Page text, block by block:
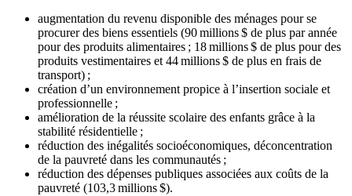
augmentation du revenu disponible des ménages pour se
procurer des biens essentiels (90 millions $ de plus par année
pour des produits alimentaires ; 18 millions $ de plus pour des
produits vestimentaires et 44 millions $ de plus en frais de
transport) ;
création d’un environnement propice à l’insertion sociale et
professionnelle ;
amélioration de la réussite scolaire des enfants grâce à la
stabilité résidentielle ;
réduction des inégalités socioéconomiques, déconcentration
de la pauvreté dans les communautés ;
réduction des dépenses publiques associées aux coûts de la
pauvreté (103,3 millions $).